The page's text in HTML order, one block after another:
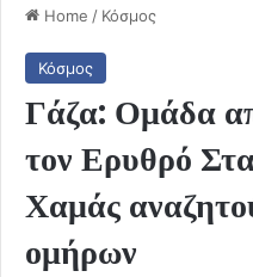
Home / Κόσμος
Κόσμος
Γάζα: Ομάδα
τον Ερυθρό
Χαμάς
ομήρων